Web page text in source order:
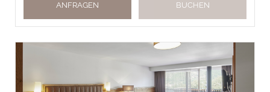
ANFRAGEN BUCHEN